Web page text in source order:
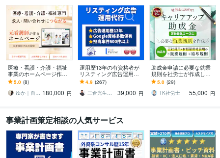
医療・看護・介護・福祉
事業のホームページ作成
します 元看護師の現場目
線で作る、求人・相談に
つながるホームページ
5.0 (8)
ゆか｜自社で更新できるホームページ制作 180,000 円
運用歴13年の有資格者が
リスティング広告運用し
ます 成果が出ない、もっ
と集客したい！そのお悩
みに応えます
4.9 (267)
三倉光生＠Webマーケ＆広告専門
39,000 円
助成金申請に必要な就業
規則を社労士が作成しま
す 「完璧すぎる規則！」
と局担当者に絶賛された
規則を作成します。
5.0 (29)
TK社労士
55,000 円
事業計画策定相談の人気サービス